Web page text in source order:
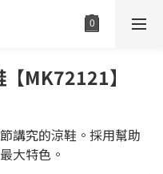
MK72121】
講究的涼鞋。採用幫助
大特色。